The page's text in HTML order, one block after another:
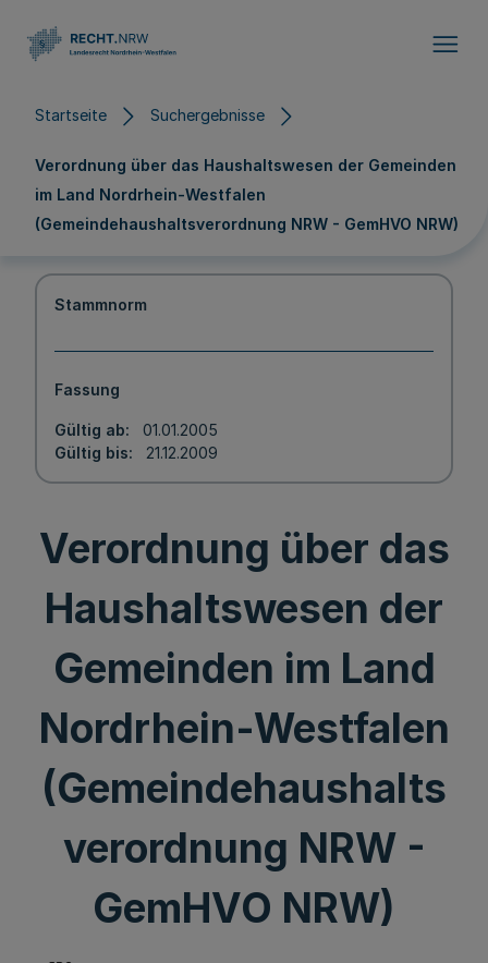
Startseite Suchergebnisse
Verordnung über das Haushaltswesen der Gemeinden
im Land Nordrhein-Westfalen
(Gemeindehaushaltsverordnung NRW - GemHVO NRW)
Stammnorm
Fassung
Gültig ab
01.01.2005
Gültig bis
21.12.2009
Verordnung über das
Haushaltswesen der
Gemeinden im Land
Nordrhein-Westfalen
(Gemeindehaushalts
verordnung NRW -
GemHVO NRW)